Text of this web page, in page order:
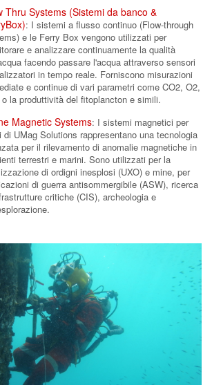
Thru Systems (Sistemi da banco &
: I sistemi a flusso continuo (Flow-through
e le Ferry Box vengono utilizzati per
e analizzare continuamente la qualità
facendo passare l'acqua attraverso sensori
in tempo reale. Forniscono misurazioni
e continue di vari parametri come CO2, O2,
o la produttività del fitoplancton e simili.
Magnetic Systems: I sistemi magnetici per
di UMag Solutions rappresentano una tecnologia
per il rilevamento di anomalie magnetiche in
terrestri e marini. Sono utilizzati per la
di ordigni inesplosi (UXO) e mine, per
di guerra antisommergibile (ASW), ricerca
critiche (CIS), archeologia e